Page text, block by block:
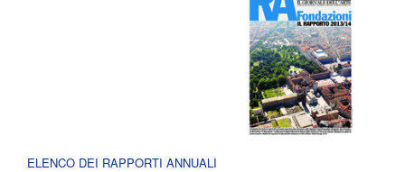
ELENCO DEI RAPPORTI ANNUALI